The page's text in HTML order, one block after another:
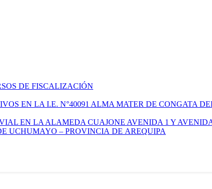
DE FISCALIZACIÓN
EN LA I.E. N°40091 ALMA MATER DE CONGATA
EN LA ALAMEDA CUAJONE AVENIDA 1 Y
UCHUMAYO – PROVINCIA DE AREQUIPA